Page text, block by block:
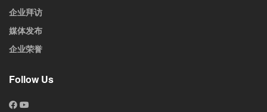
企业拜访
媒体发布
企业荣誉
Follow Us